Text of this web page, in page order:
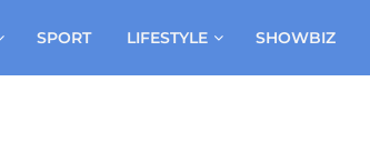
SPORT LIFESTYLE SHOWBIZ